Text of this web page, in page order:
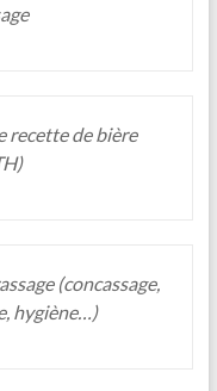
recette de bière
(concassage,
hygiène…)